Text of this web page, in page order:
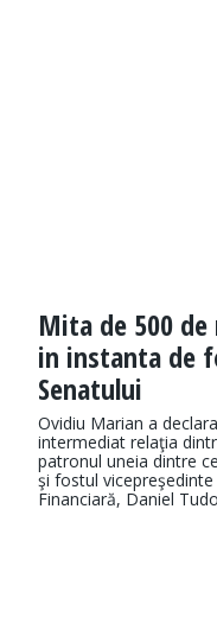
Mita de 500
in instanta de
Senatului
Ovidiu Marian a
intermediat relaţia
patronul uneia dintre
şi fostul
Financiară, Daniel